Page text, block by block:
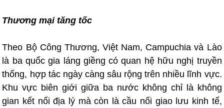
Thương mại tăng tốc
Theo Bộ Công Thương, Việt Nam, Campuchia và Lào
là ba quốc gia láng giềng có quan hệ hữu nghị truyền
thống, hợp tác ngày càng sâu rộng trên nhiều lĩnh vực.
Khu vực biên giới giữa ba nước không chỉ là không
gian kết nối địa lý mà còn là cầu nối giao lưu kinh tế,